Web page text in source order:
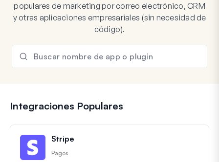
populares de marketing por correo electrónico, CRM
y otras aplicaciones empresariales (sin necesidad de
código).
Integraciones Populares
Stripe
Pagos